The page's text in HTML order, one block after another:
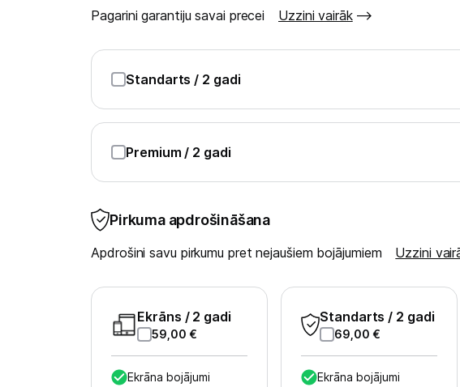
saraksts
Pirkuma apdrošināšana
Apdrošini savu pirkumu pret nejaušiem bojājumiem Uzzini
Ekrāns / 2 gadi
59,00 €
Ekrāna bojājumi
Standarts / 2 gadi
69,00 €
Ekrāna bojājumi
Pagarini garantiju savai precei Uzzini vairāk
Standarts / 2 gadi
Premium / 2 gadi